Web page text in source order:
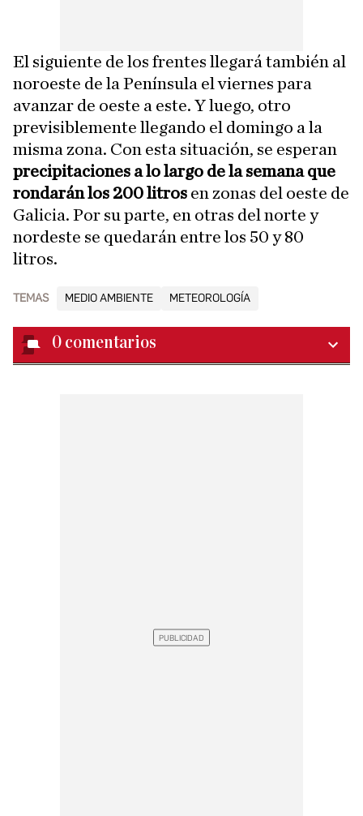
El siguiente de los frentes llegará también al
noroeste de la Península el viernes para
avanzar de oeste a este. Y luego, otro
previsiblemente llegando el domingo a la
misma zona. Con esta situación, se esperan
precipitaciones a lo largo de la semana que
rondarán los 200 litros en zonas del oeste de
Galicia. Por su parte, en otras del norte y
nordeste se quedarán entre los 50 y 80
litros.
TEMAS MEDIO AMBIENTE METEOROLOGÍA
0 comentarios